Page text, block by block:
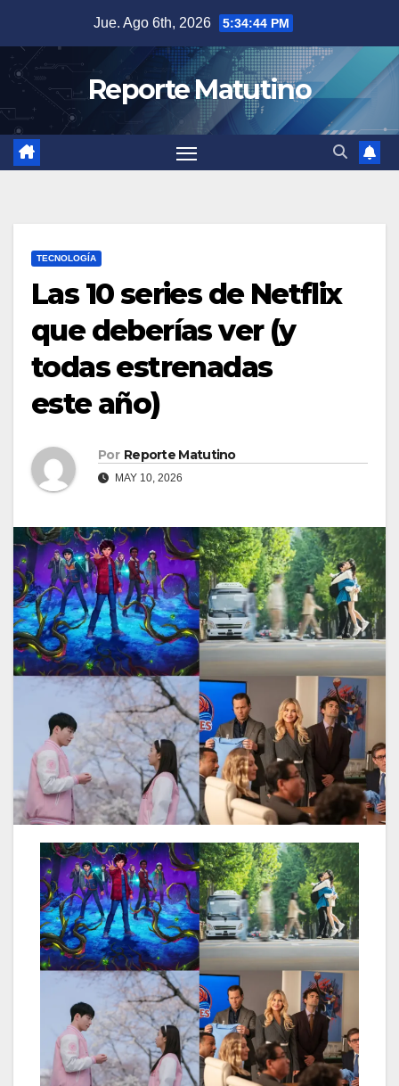
contenido
Jue. Ago 6th, 2026 5:34:45 PM
Reporte Matutino
TECNOLOGÍA
Las 10 series de Netflix
que deberías ver (y
todas estrenadas
este año)
Por Reporte Matutino
MAY 10, 2026